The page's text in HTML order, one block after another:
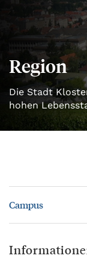
Region
Die Stadt
hohen
Campus